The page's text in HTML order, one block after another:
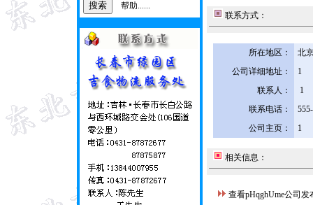
帮助......
联系方式：
所在地区：
北
公司详细地址：
1
联系人：
1
联系电话：
公司主页：
1
相关信息：
查看pHqghUme公司发